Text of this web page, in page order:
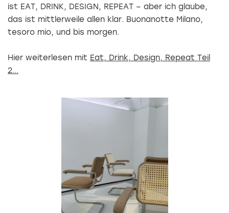
ist EAT, DRINK, DESIGN, REPEAT – aber ich glaube,
das ist mittlerweile allen klar. Buonanotte Milano,
tesoro mio, und bis morgen.
Hier weiterlesen mit Eat, Drink, Design, Repeat Teil
2...